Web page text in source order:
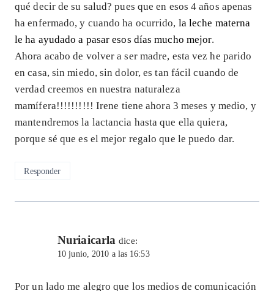
qué decir de su salud? pues que en esos 4 años apenas
ha enfermado, y cuando ha ocurrido, la leche materna
le ha ayudado a pasar esos días mucho mejor.
Ahora acabo de volver a ser madre, esta vez he parido
en casa, sin miedo, sin dolor, es tan fácil cuando de
verdad creemos en nuestra naturaleza
mamífera!!!!!!!!!! Irene tiene ahora 3 meses y medio, y
mantendremos la lactancia hasta que ella quiera,
porque sé que es el mejor regalo que le puedo dar.
Responder
Nuriaicarla dice:
10 junio, 2010 a las 16:53
Por un lado me alegro que los medios de comunicación